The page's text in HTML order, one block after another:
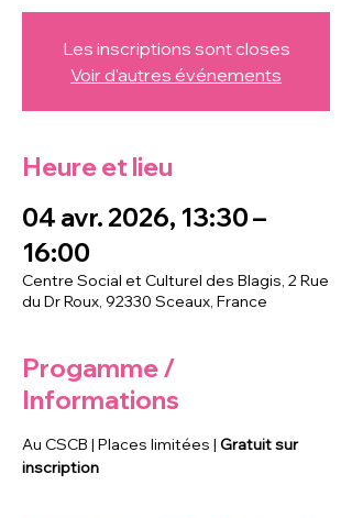
Les inscriptions sont closes
Voir d'autres événements
Heure et lieu
04 avr. 2026, 13:30 –
16:00
Centre Social et Culturel des Blagis, 2 Rue
du Dr Roux, 92330 Sceaux, France
Progamme /
Informations
Au CSCB | Places limitées | Gratuit sur
inscription